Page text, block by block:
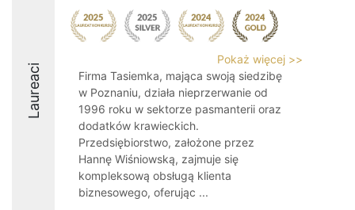
Laureaci
Pokaż więcej >>
Firma Tasiemka, mająca swoją siedzibę
w Poznaniu, działa nieprzerwanie od
1996 roku w sektorze pasmanterii oraz
dodatków krawieckich.
Przedsiębiorstwo, założone przez
Hannę Wiśniowską, zajmuje się
kompleksową obsługą klienta
biznesowego, oferując ...